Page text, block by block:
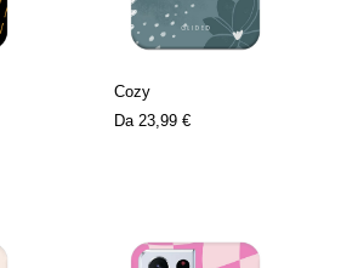
Cozy
Da 23,99 €